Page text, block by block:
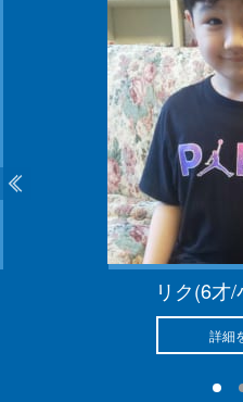
リク(6才
詳細